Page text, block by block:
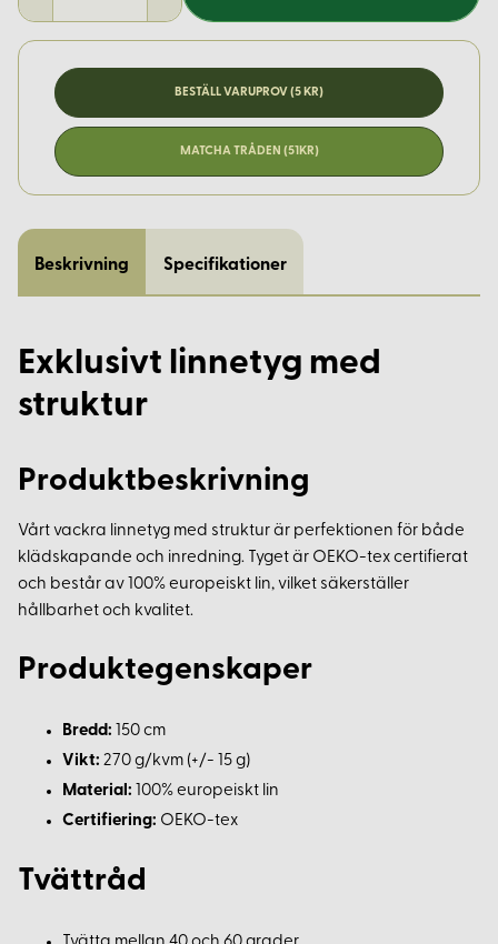
BESTÄLL VARUPROV (5 KR)
MATCHA TRÅDEN (51KR)
Beskrivning Specifikationer
Exklusivt linnetyg med
struktur
Produktbeskrivning
Vårt vackra linnetyg med struktur är perfektionen för både
klädskapande och inredning. Tyget är OEKO-tex certifierat
och består av 100% europeiskt lin, vilket säkerställer
hållbarhet och kvalitet.
Produktegenskaper
Bredd: 150 cm
Vikt: 270 g/kvm (+/- 15 g)
Material: 100% europeiskt lin
Certifiering: OEKO-tex
Tvättråd